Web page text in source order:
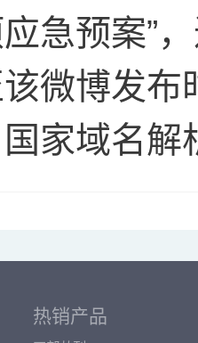
急预案”
微博发
家域名
热销产品